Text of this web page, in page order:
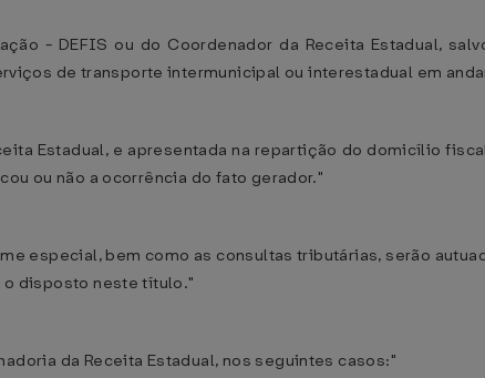
- DEFIS ou do Coordenador da Receita Estadual,
de transporte intermunicipal ou interestadual em
Estadual, e apresentada na repartição do domicílio
ou não a ocorrência do fato gerador."
especial, bem como as consultas tributárias, serão
o disposto neste título."
da Receita Estadual, nos seguintes casos:"